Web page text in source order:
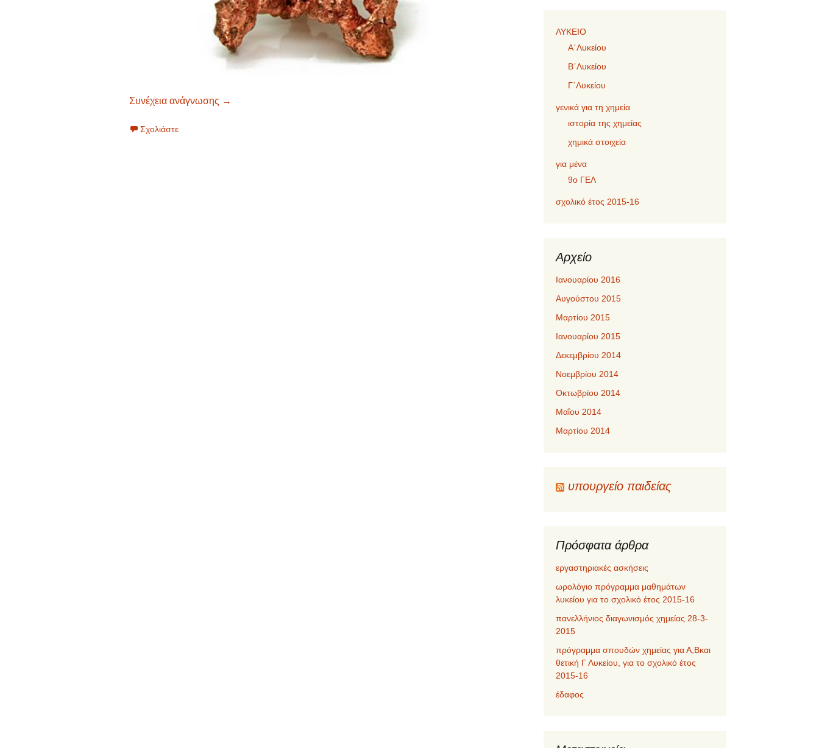
Συνέχεια ανάγνωσης χαλκός
→
Σχολιάστε
ΛΥΚΕΙΟ
Α΄Λυκείου
Β΄Λυκείου
Γ΄Λυκείου
γενικά για τη χημεία
ιστορία της χημείας
χημικά στοιχεία
για μένα
9ο ΓΕΛ
σχολικό έτος 2015-16
Αρχείο
Ιανουαρίου 2016
Αυγούστου 2015
Μαρτίου 2015
Ιανουαρίου 2015
Δεκεμβρίου 2014
Νοεμβρίου 2014
Οκτωβρίου 2014
Μαΐου 2014
Μαρτίου 2014
υπουργείο παιδείας
Πρόσφατα άρθρα
εργαστηριακές ασκήσεις
ωρολόγιο πρόγραμμα μαθημάτων
λυκείου για το σχολικό έτος 2015-16
πανελλήνιος διαγωνισμός χημείας 28-3-
2015
πρόγραμμα σπουδών χημείας για Α,Βκαι
θετική Γ Λυκείου, για το σχολικό έτος
2015-16
έδαφος